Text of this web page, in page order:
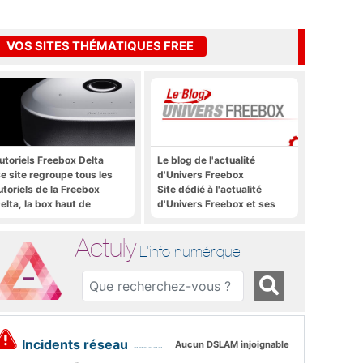
VOS SITES THÉMATIQUES FREE
Freebox Delta
site regroupe tous les
de la Freebox
la box haut de
Le blog de l'actualité
d'Univers Freebox
Site dédié à l'actualité
d'Univers Freebox et ses
thématiques Actuly, à
Freezone, etc.
Actuly L'info numérique
Incidents réseau Aucun DSLAM injoignable